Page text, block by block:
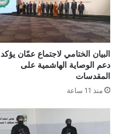
البيان الختامي لاجتماع عمّان يؤكد
دعم الوصاية الهاشمية على
المقدسات
منذ 11 ساعة